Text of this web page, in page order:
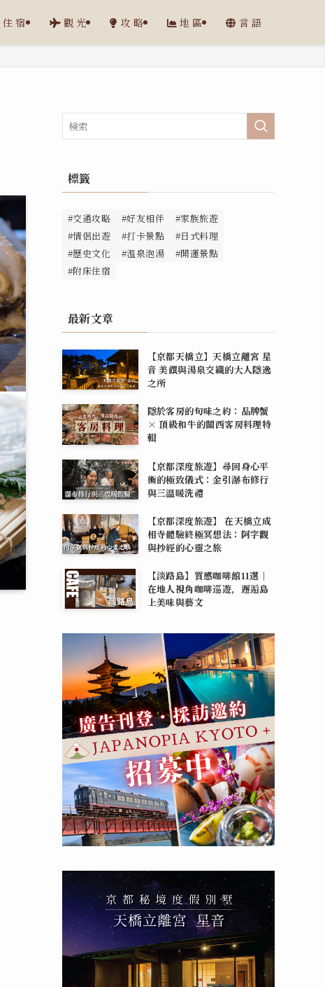
住宿 觀光 攻略 地區 言語
標籤
#交通攻略 #好友相伴
#家族旅遊
#情侶出遊
#打卡景點
#日式料理
#歷史文化
#溫泉泡湯
#開運景點
#附床住宿
最新文章
【京都天橋立】天橋立離宮 星
音 美饌與湯泉交織的大人隱逸
之所
隱於客房的旬味之約：品牌蟹
× 頂級和牛的關西客房料理特
輯
【京都深度旅遊】尋回身心平
衡的極致儀式：金引瀑布修行
與三溫暖洗禮
【京都深度旅遊】 在天橋立成
相寺體驗終極冥想法：阿字觀
與抄經的心靈之旅
【淡路島】質感咖啡館11選｜
在地人視角咖啡巡遊，邂逅島
上美味與藝文